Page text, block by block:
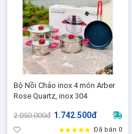
Bộ Nồi Chảo inox 4 món Arber
Rose Quartz, inox 304
2.050.000đ 1.742.500đ
Đã bán 0